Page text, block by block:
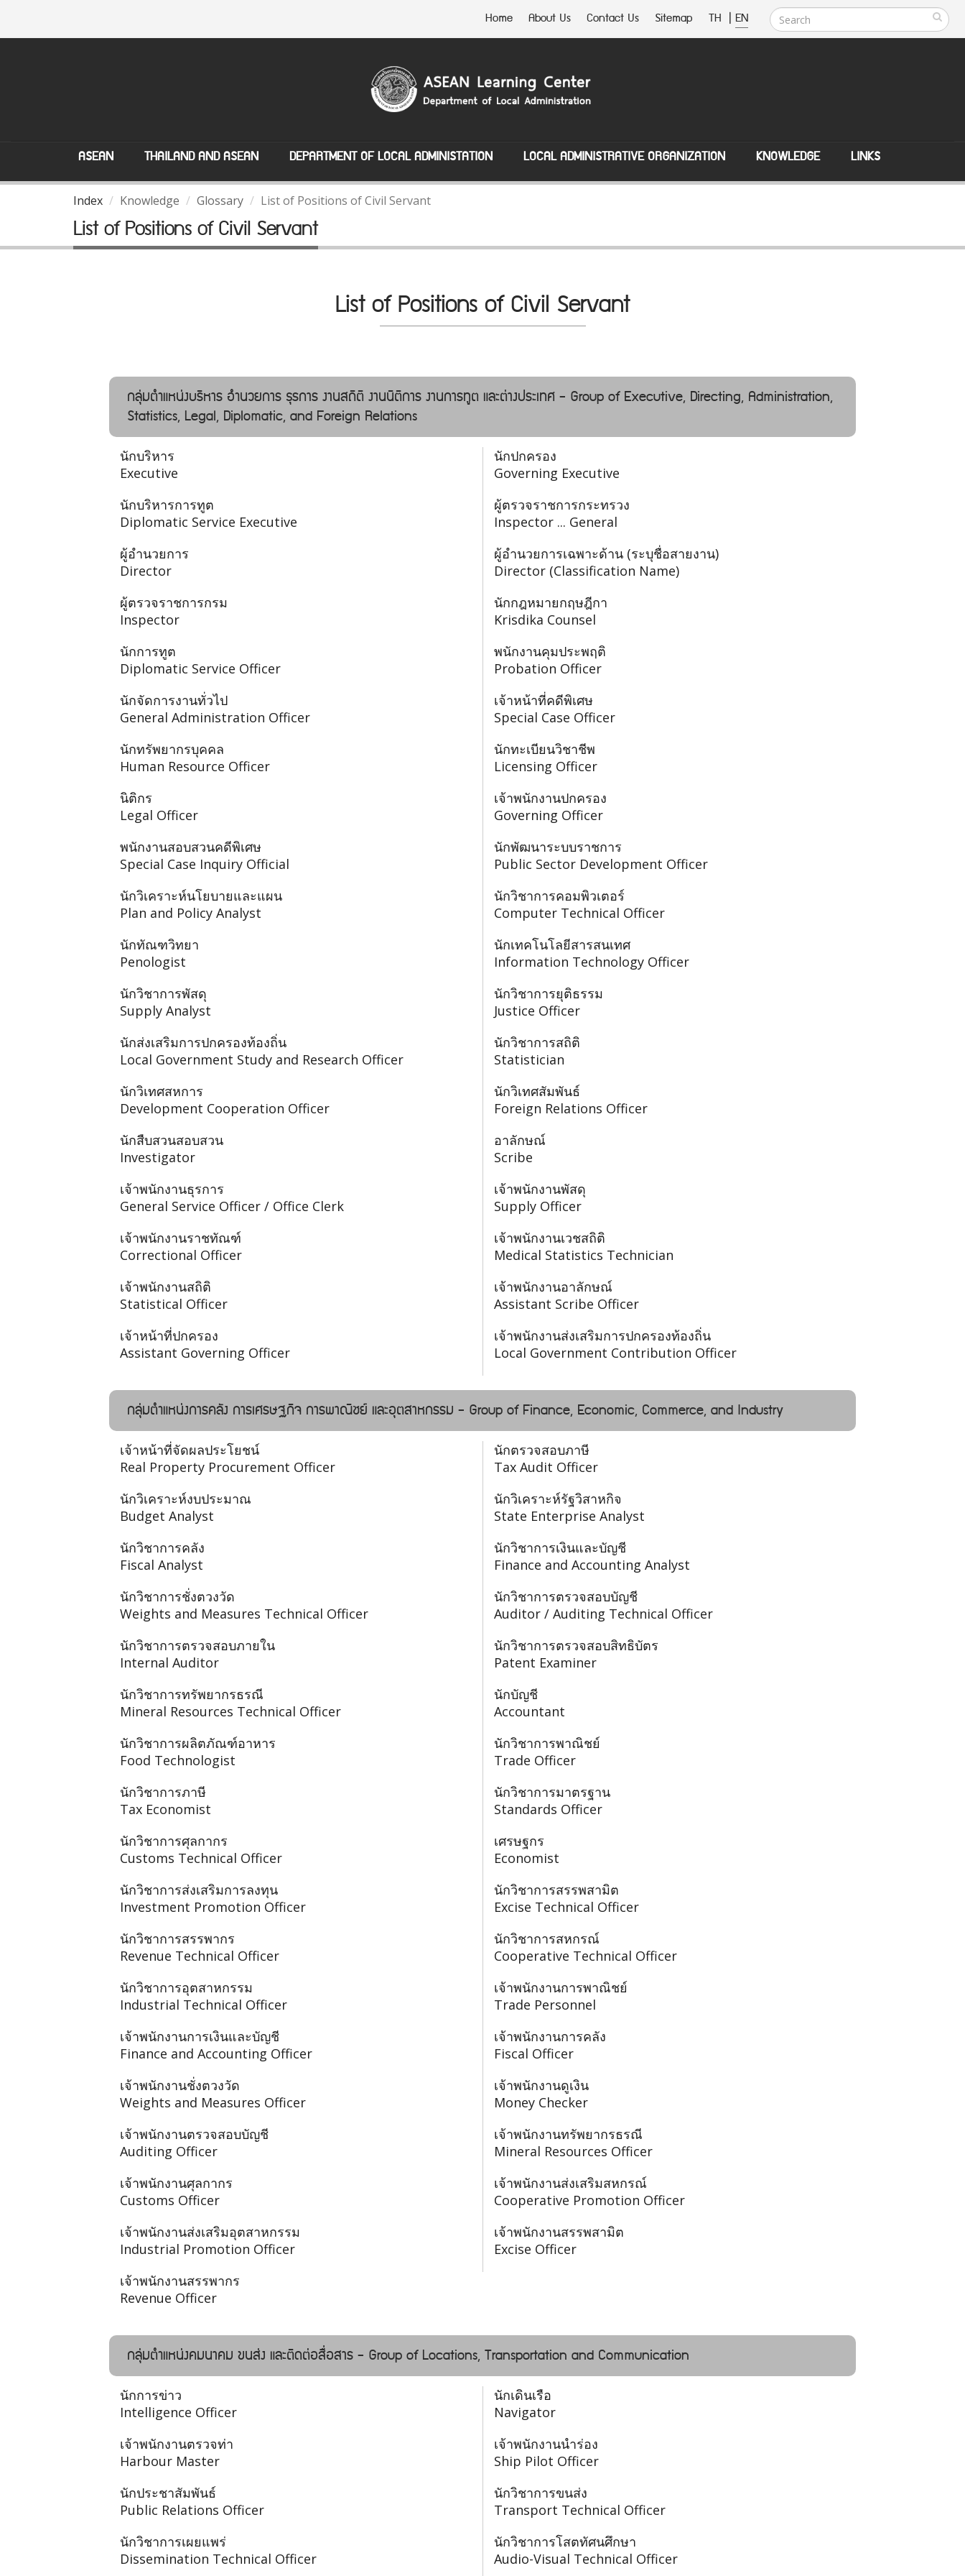
Home About Us Contact Us Sitemap TH | EN
ASEAN THAILAND AND ASEAN DEPARTMENT OF LOCAL ADMINISTATION LOCAL ADMINISTRATIVE ORGANIZATION KNOWLEDGE LINKS
Index Knowledge Glossary List of Positions of Civil Servant
List of Positions of Civil Servant
List of Positions of Civil Servant
กลุ่มตำแหน่งบริหาร อํานวยการ ธุรการ งานสถิติ งานนิติการ งานการทูต และต่างประเทศ - Group of Executive, Directing, Administration,
Statistics, Legal, Diplomatic, and Foreign Relations
นักบริหาร
Executive
นักปกครอง
Governing Executive
นักบริหารการทูต
Diplomatic Service Executive
ผู้ตรวจราชการกระทรวง
Inspector ... General
ผู้อำนวยการ
Director
ผู้อำนวยการเฉพาะด้าน (ระบุชื่อสายงาน)
Director (Classification Name)
ผู้ตรวจราชการกรม
Inspector
นักกฎหมายกฤษฎีกา
Krisdika Counsel
นักการทูต
Diplomatic Service Officer
พนักงานคุมประพฤติ
Probation Officer
นักจัดการงานทั่วไป
General Administration Officer
เจ้าหน้าที่คดีพิเศษ
Special Case Officer
นักทรัพยากรบุคคล
Human Resource Officer
นักทะเบียนวิชาชีพ
Licensing Officer
นิติกร
Legal Officer
เจ้าพนักงานปกครอง
Governing Officer
พนักงานสอบสวนคดีพิเศษ
Special Case Inquiry Official
นักพัฒนาระบบราชการ
Public Sector Development Officer
นักวิเคราะห์นโยบายและแผน
Plan and Policy Analyst
นักวิชาการคอมพิวเตอร์
Computer Technical Officer
นักทัณฑวิทยา
Penologist
นักเทคโนโลยีสารสนเทศ
Information Technology Officer
นักวิชาการพัสดุ
Supply Analyst
นักวิชาการยุติธรรม
Justice Officer
นักส่งเสริมการปกครองท้องถิ่น
Local Government Study and Research Officer
นักวิชาการสถิติ
Statistician
นักวิเทศสหการ
Development Cooperation Officer
นักวิเทศสัมพันธ์
Foreign Relations Officer
นักสืบสวนสอบสวน
Investigator
อาลักษณ์
Scribe
เจ้าพนักงานธุรการ
General Service Officer / Office Clerk
เจ้าพนักงานพัสดุ
Supply Officer
เจ้าพนักงานราชทัณฑ์
Correctional Officer
เจ้าพนักงานเวชสถิติ
Medical Statistics Technician
เจ้าพนักงานสถิติ
Statistical Officer
เจ้าพนักงานอาลักษณ์
Assistant Scribe Officer
เจ้าหน้าที่ปกครอง
Assistant Governing Officer
เจ้าพนักงานส่งเสริมการปกครองท้องถิ่น
Local Government Contribution Officer
กลุ่มตำแหน่งการคลัง การเศรษฐกิจ การพาณิชย์ และอุตสาหกรรม - Group of Finance, Economic, Commerce, and Industry
เจ้าหน้าที่จัดผลประโยชน์
Real Property Procurement Officer
นักตรวจสอบภาษี
Tax Audit Officer
นักวิเคราะห์งบประมาณ
Budget Analyst
นักวิเคราะห์รัฐวิสาหกิจ
State Enterprise Analyst
นักวิชาการคลัง
Fiscal Analyst
นักวิชาการเงินและบัญชี
Finance and Accounting Analyst
นักวิชาการชั่งตวงวัด
Weights and Measures Technical Officer
นักวิชาการตรวจสอบบัญชี
Auditor / Auditing Technical Officer
นักวิชาการตรวจสอบภายใน
Internal Auditor
นักวิชาการตรวจสอบสิทธิบัตร
Patent Examiner
นักวิชาการทรัพยากรธรณี
Mineral Resources Technical Officer
นักบัญชี
Accountant
นักวิชาการผลิตภัณฑ์อาหาร
Food Technologist
นักวิชาการพาณิชย์
Trade Officer
นักวิชาการภาษี
Tax Economist
นักวิชาการมาตรฐาน
Standards Officer
นักวิชาการศุลกากร
Customs Technical Officer
เศรษฐกร
Economist
นักวิชาการส่งเสริมการลงทุน
Investment Promotion Officer
นักวิชาการสรรพสามิต
Excise Technical Officer
นักวิชาการสรรพากร
Revenue Technical Officer
นักวิชาการสหกรณ์
Cooperative Technical Officer
นักวิชาการอุตสาหกรรม
Industrial Technical Officer
เจ้าพนักงานการพาณิชย์
Trade Personnel
เจ้าพนักงานการเงินและบัญชี
Finance and Accounting Officer
เจ้าพนักงานการคลัง
Fiscal Officer
เจ้าพนักงานชั่งตวงวัด
Weights and Measures Officer
เจ้าพนักงานดูเงิน
Money Checker
เจ้าพนักงานตรวจสอบบัญชี
Auditing Officer
เจ้าพนักงานทรัพยากรธรณี
Mineral Resources Officer
เจ้าพนักงานศุลกากร
Customs Officer
เจ้าพนักงานส่งเสริมสหกรณ์
Cooperative Promotion Officer
เจ้าพนักงานส่งเสริมอุตสาหกรรม
Industrial Promotion Officer
เจ้าพนักงานสรรพสามิต
Excise Officer
เจ้าพนักงานสรรพากร
Revenue Officer
กลุ่มตำแหน่งคมนาคม ขนส่ง และติดต่อสื่อสาร - Group of Locations, Transportation and Communication
นักการข่าว
Intelligence Officer
นักเดินเรือ
Navigator
เจ้าพนักงานตรวจท่า
Harbour Master
เจ้าพนักงานนำร่อง
Ship Pilot Officer
นักประชาสัมพันธ์
Public Relations Officer
นักวิชาการขนส่ง
Transport Technical Officer
นักวิชาการเผยแพร่
Dissemination Technical Officer
นักวิชาการโสตทัศนศึกษา
Audio-Visual Technical Officer